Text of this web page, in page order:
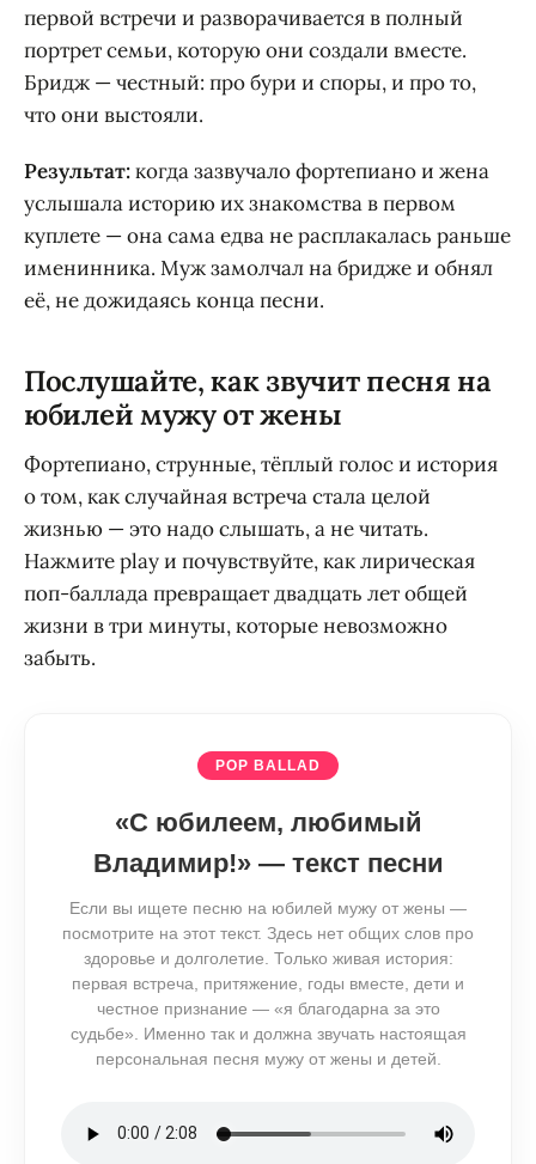
первой встречи и разворачивается в полный
портрет семьи, которую они создали вместе.
Бридж — честный: про бури и споры, и про то,
что они выстояли.
Результат:когда зазвучало фортепиано и жена
услышала историю их знакомства в первом
куплете — она сама едва не расплакалась раньше
именинника. Муж замолчал на бридже и обнял
её, не дожидаясь конца песни.
Послушайте, как звучит песня на
юбилей мужу от жены
Фортепиано, струнные, тёплый голос и история
о том, как случайная встреча стала целой
жизнью — это надо слышать, а не читать.
Нажмите play и почувствуйте, как лирическая
поп-баллада превращает двадцать лет общей
жизни в три минуты, которые невозможно
забыть.
POP BALLAD
«С юбилеем, любимый
Владимир!» — текст песни
Если вы ищете песню на юбилей мужу от жены —
посмотрите на этот текст. Здесь нет общих слов про
здоровье и долголетие. Только живая история:
первая встреча, притяжение, годы вместе, дети и
честное признание — «я благодарна за это
судьбе». Именно так и должна звучать настоящая
персональная песня мужу от жены и детей.